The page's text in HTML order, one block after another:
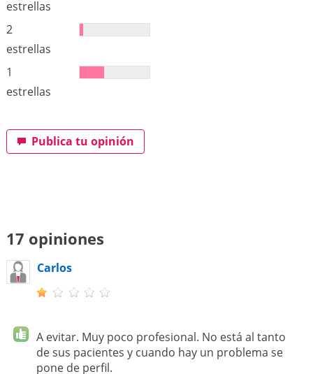
estrellas
2
estrellas
1
estrellas
Publica tu opinión
17 opiniones
Carlos
A evitar. Muy poco profesional. No está al tanto
de sus pacientes y cuando hay un problema se
pone de perfil.